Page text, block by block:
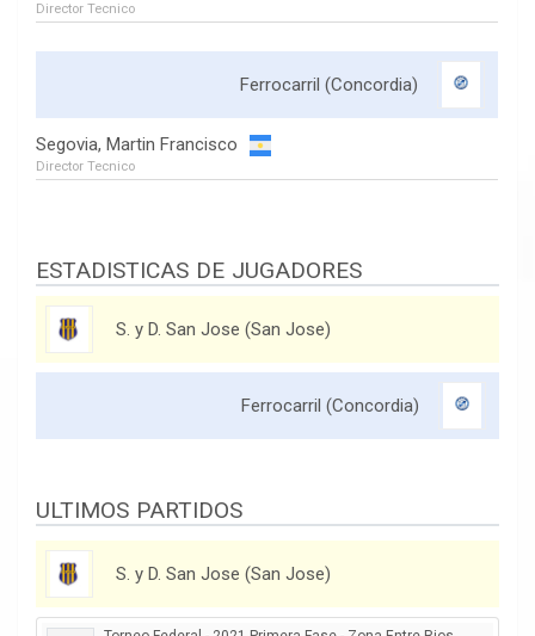
Director Tecnico
Ferrocarril (Concordia)
Segovia, Martin Francisco
Director Tecnico
ESTADISTICAS DE JUGADORES
S. y D. San Jose (San Jose)
Ferrocarril (Concordia)
ULTIMOS PARTIDOS
S. y D. San Jose (San Jose)